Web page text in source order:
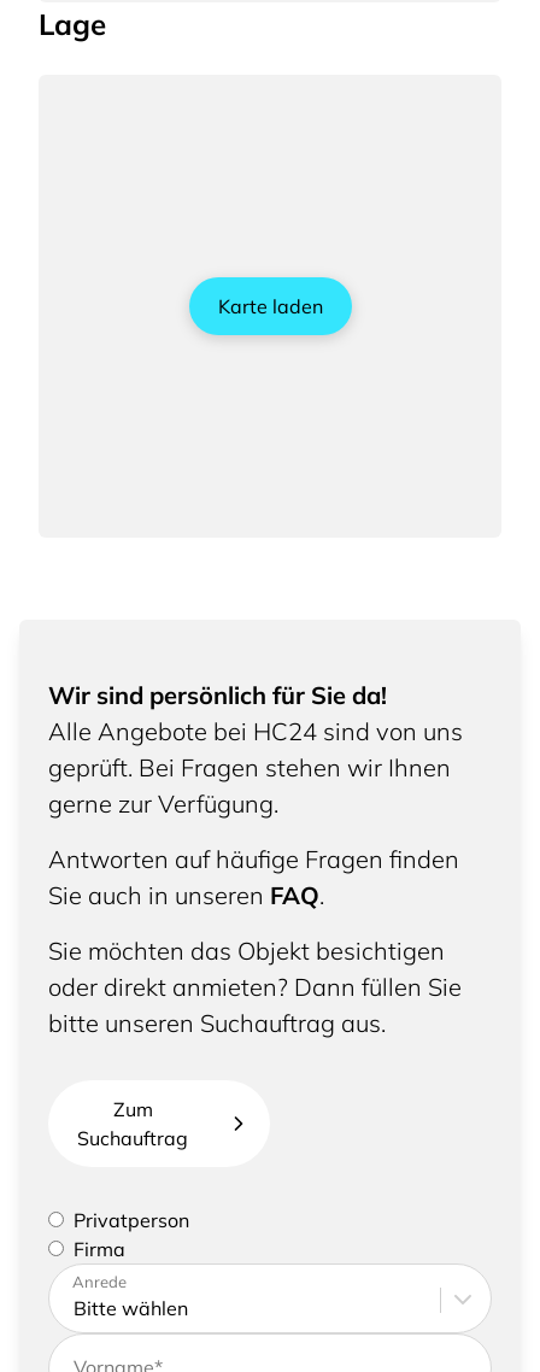
Lage
Karte laden
Wir sind persönlich für Sie da!
Alle Angebote bei HC24 sind von uns
geprüft. Bei Fragen stehen wir Ihnen
gerne zur Verfügung.
Antworten auf häufige Fragen finden
Sie auch in unseren FAQ.
Sie möchten das Objekt besichtigen
oder direkt anmieten? Dann füllen Sie
bitte unseren Suchauftrag aus.
Zum
Suchauftrag
Bitte geben Sie an, ob Sie eine Privatperson sind
oder eine Firma vertreten
Privatperson
Firma
Bitte tragen Sie Ihre Adresse sowie
Kontaktdaten ein
Anrede
Vorname*